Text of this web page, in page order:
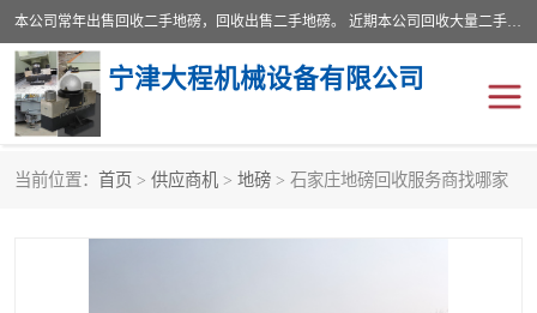
本公司常年出售回收二手地磅，回收出售二手地磅。 近期本公司回收大量二手地磅，型号齐全，宽度从2米到3.5米，长度5米到25米，承重吨位从10到200吨，成色7—9成新。 ? 使用年限6个月至2年，产品来源于个人闲置品，工矿企业停用品，因小换大而来。 精准度和新的一样， 二手地磅是内行人的选择，打个电话就省钱朋友您好等什么
宁津大程机械设备有限公司
当前位置： 首页 > 供应商机 > 地磅 > 石家庄地磅回收服务商找哪家